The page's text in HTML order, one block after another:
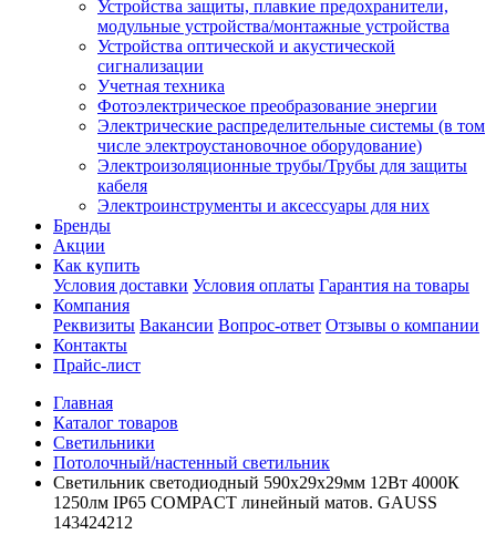
Устройства защиты, плавкие предохранители,
модульные устройства/монтажные устройства
Устройства оптической и акустической
сигнализации
Учетная техника
Фотоэлектрическое преобразование энергии
Электрические распределительные системы (в том
числе электроустановочное оборудование)
Электроизоляционные трубы/Трубы для защиты
кабеля
Электроинструменты и аксессуары для них
Бренды
Акции
Как купить
Условия доставки Условия оплаты Гарантия на товары
Компания
Реквизиты Вакансии Вопрос-ответ Отзывы о компании
Контакты
Прайс-лист
Главная
Каталог товаров
Светильники
Потолочный/настенный светильник
Светильник светодиодный 590х29х29мм 12Вт 4000К
1250лм IP65 COMPACT линейный матов. GAUSS
143424212